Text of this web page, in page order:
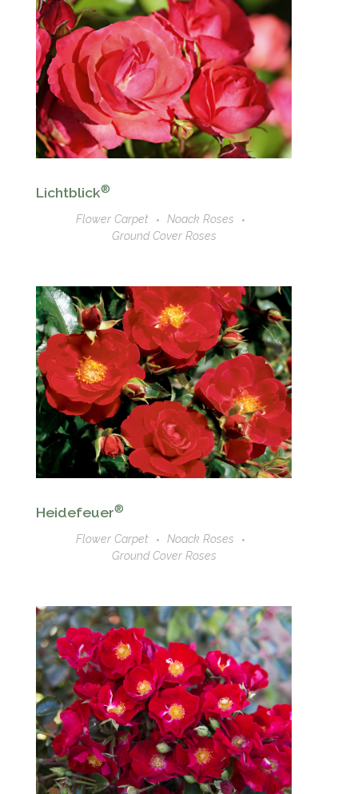
Lichtblick®
Flower Carpet
Noack Roses
Ground Cover Roses
Heidefeuer®
Flower Carpet
Noack Roses
Ground Cover Roses